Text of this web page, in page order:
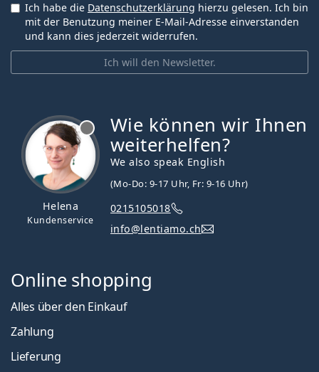
Ich will den Newsletter.
Ich habe die Datenschutzerklärung hierzu gelesen. Ich bin
mit der Benutzung meiner E-Mail-Adresse einverstanden
und kann dies jederzeit widerrufen.
Helena
Kundenservice
Wie können wir Ihnen
weiterhelfen?
We also speak English
(Mo-Do: 9-17 Uhr, Fr: 9-16 Uhr)
0215105018
info@lentiamo.ch
Online shopping
Alles über den Einkauf
Zahlung
Lieferung